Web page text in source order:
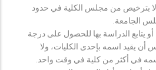
إلا بترخيص من مجلس الكلية في حدود
الجامعة.
يتابع الدراسة بها للحصول على درجة
أن يقيد اسمه بإحدى الكليات، ولا
في أكثر من كلية في وقت واحد.